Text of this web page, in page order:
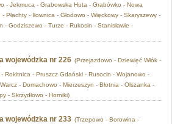
- Jekmuca - Grabowska Huta - Grabówko - Nowa
Płachty - Iłownica - Głodowo - Więckowy - Skaryszewy -
- Godziszewo - Turze - Rukosin - Stanisławie -
wojewódzka nr 226 (Przejazdowo - Dziewięć Włók -
Rokitnica - Pruszcz Gdański - Rusocin - Wojanowo -
- Domachowo - Mierzeszyn - Błotnia - Olszanka -
- Skrzydłowo - Horniki)
wojewódzka nr 233 (Trzepowo - Borowina -